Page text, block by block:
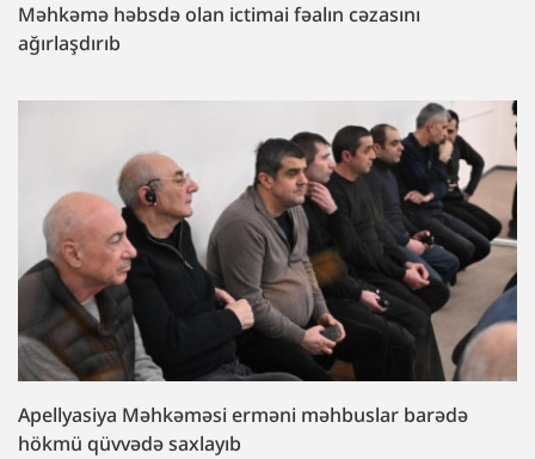
Məhkəmə həbsdə olan ictimai fəalın cəzasını
ağırlaşdırıb
Apellyasiya Məhkəməsi erməni məhbuslar barədə
hökmü qüvvədə saxlayıb